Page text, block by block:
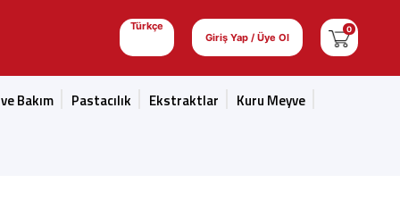
Türkçe
Giriş Yap / Üye Ol
0
Bakım Pastacılık Ekstraktlar Kuru Meyve